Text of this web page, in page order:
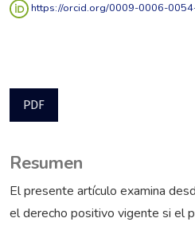
https://orcid.org/0009-0006-
PDF
Resumen
El presente artículo examina
el derecho positivo vigente si el